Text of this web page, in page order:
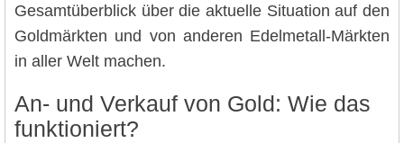
Gesamtüberblick über die aktuelle Situation auf den
Goldmärkten und von anderen Edelmetall-Märkten
in aller Welt machen.
An- und Verkauf von Gold: Wie das
funktioniert?